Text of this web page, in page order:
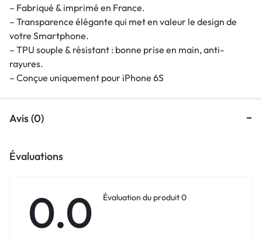
– Fabriqué & imprimé en France.
– Transparence élégante qui met en valeur le design de
votre Smartphone.
– TPU souple & résistant : bonne prise en main, anti-
rayures.
– Conçue uniquement pour iPhone 6S
Avis (0)
Évaluations
0.0 Évaluation du produit 0